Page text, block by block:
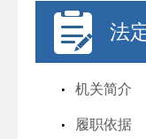
法
机关简介
履职依据